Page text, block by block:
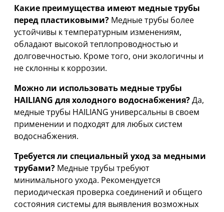
Какие преимущества имеют медные трубы
перед пластиковыми? Медные трубы более
устойчивы к температурным изменениям,
обладают высокой теплопроводностью и
долговечностью. Кроме того, они экологичны и
не склонны к коррозии.
Можно ли использовать медные трубы
HAILIANG для холодного водоснабжения?Да,
медные трубы HAILIANG универсальны в своем
применении и подходят для любых систем
водоснабжения.
Требуется ли специальный уход за медными
трубами? Медные трубы требуют
минимального ухода. Рекомендуется
периодическая проверка соединений и общего
состояния системы для выявления возможных